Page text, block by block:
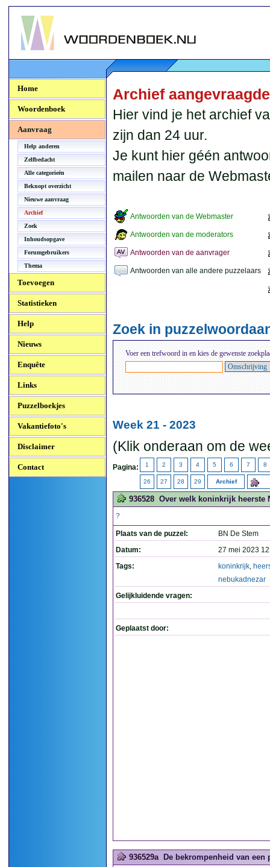
Woordenboek.NU
Home
Woordenboek
Aanvraag
Help anderen
Zelfbedacht
Alle categorieën
Beknopt overzicht
Nieuwe aanvraag
Archief
Zoek
Inhoudsopgave
Forumgebruikers
Thema
Toevoegen
Statistieken
Help
Nieuws
Enquête
Links
Puzzelboekjes
Vakantiefoto's
Disclaimer
Contact
Archief
Hier vind je het archief
zijn dan 24 uur.
Je kunt hier géén
mailen naar de
Antwoorden van de Webmaster
Antwoorden van de moderators
Antwoorden van de aanvrager
Antwoorden van alle andere puzzelaars
Zoek in
Voer een trefwoord in en kies de gewenste
Week 21 - 2023
(Klik onderaan om de
Pagina: 1 2 3 4 5 6 7 8
26 27 28 29 Archief
936528 Over welk koninkrijk heerste
?
Plaats van de puzzel:
BN De Stem
Datum:
27 mei 2023
Tags:
koninkrijk,
nebukadnezar
Gelijkluidende vragen:
Geplaatst door:
936529a De bekrompenheid van een